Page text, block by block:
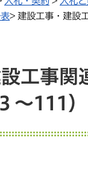
> 建設工事・建設
工事
～111）